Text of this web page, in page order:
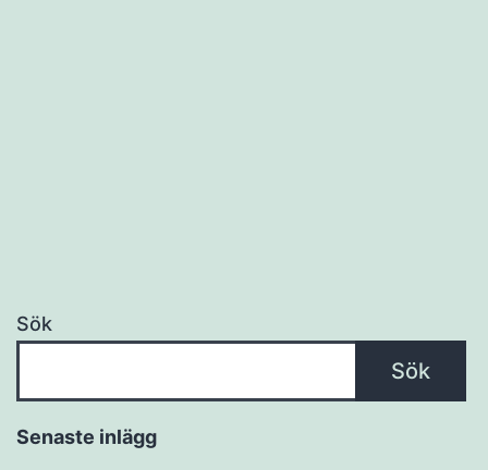
Sök
Sök
Senaste inlägg